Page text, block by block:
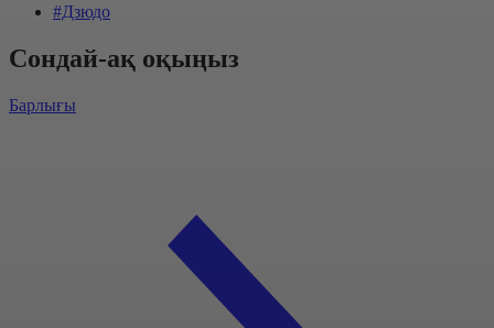
#Дзюдо
Сондай-ақ оқыңыз
Барлығы